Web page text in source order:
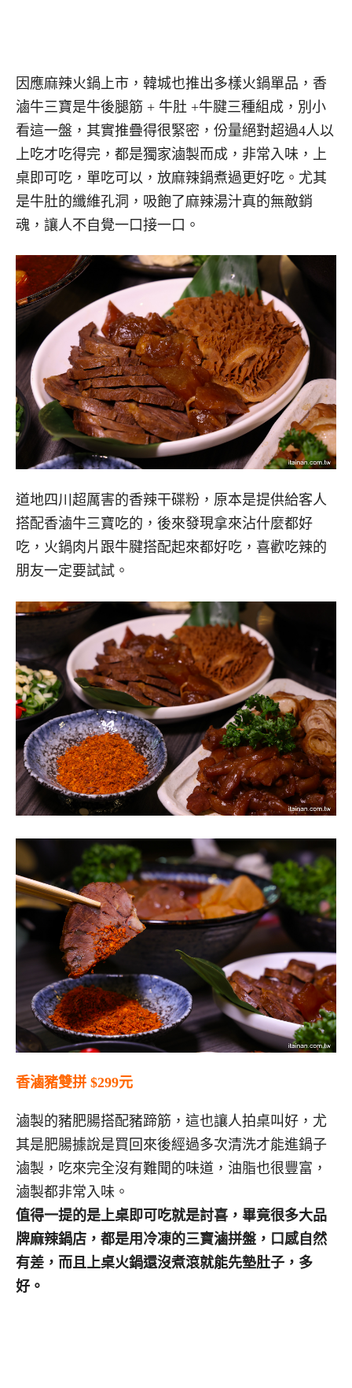
因應麻辣火鍋上市，韓城也推出多樣火鍋單品，香
滷牛三寶是牛後腿筋 + 牛肚 +牛腱三種組成，別小
看這一盤，其實推疊得很緊密，份量絕對超過4人以
上吃才吃得完，都是獨家滷製而成，非常入味，上
桌即可吃，單吃可以，放麻辣鍋煮過更好吃。尤其
是牛肚的纖維孔洞，吸飽了麻辣湯汁真的無敵銷
魂，讓人不自覺一口接一口。
道地四川超厲害的香辣干碟粉，原本是提供給客人
搭配香滷牛三寶吃的，後來發現拿來沾什麼都好
吃，火鍋肉片跟牛腱搭配起來都好吃，喜歡吃辣的
朋友一定要試試。
香滷豬雙拼 $299元
滷製的豬肥腸搭配豬蹄筋，這也讓人拍桌叫好，尤
其是肥腸據說是買回來後經過多次清洗才能進鍋子
滷製，吃來完全沒有難聞的味道，油脂也很豐富，
滷製都非常入味。
值得一提的是上桌即可吃就是討喜，畢竟很多大品
牌麻辣鍋店，都是用冷凍的三寶滷拼盤，口感自然
有差，而且上桌火鍋還沒煮滾就能先墊肚子，多
好。